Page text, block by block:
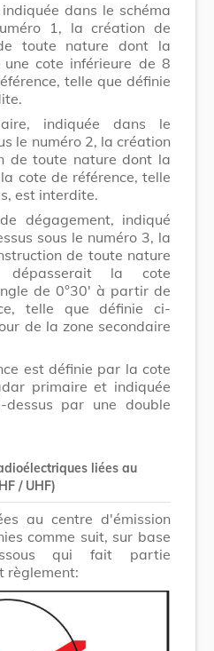
dans le schéma
1, la création de
toute nature dont la
cote inférieure de 8
telle que définie
indiquée dans le
le numéro 2, la création
de toute nature dont la
cote de référence, telle
est interdite.
dégagement, indiqué
sous le numéro 3, la
de toute nature
la cote
de 0°30' à partir de
telle que définie ci-
de la zone secondaire
est définie par la cote
primaire et indiquée
par une double
liées au
/ UHF)
au centre d'émission
comme suit, sur base
qui fait partie
règlement: